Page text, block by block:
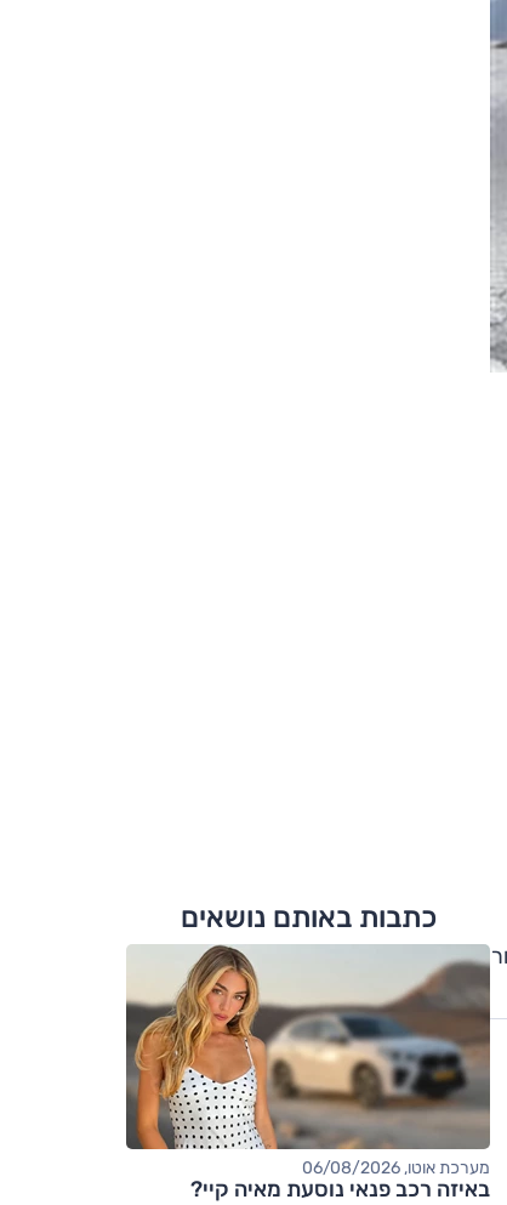
כתבות באותם נושאים
מערכת אוטו, 06/08/2026
באיזה רכב פנאי נוסעת מאיה קיי?